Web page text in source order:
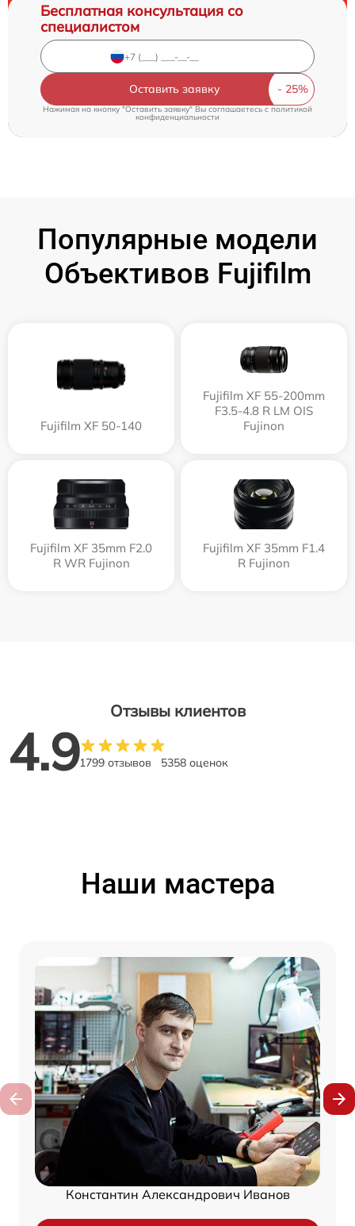
Бесплатная консультация со
специалистом
Оставить заявку
Нажимая на кнопку "Оставить заявку" Вы соглашаетесь c политикой
конфиденциальности
Популярные модели
Объективов Fujifilm
Fujifilm XF 50-140
Fujifilm XF 55-200mm
F3.5-4.8 R LM OIS
Fujinon
Fujifilm XF 35mm F2.0
R WR Fujinon
Fujifilm XF 35mm F1.4
R Fujinon
Отзывы клиентов
4.91799 отзывов 5358 оценок
Наши мастера
Константин Александрович Иванов